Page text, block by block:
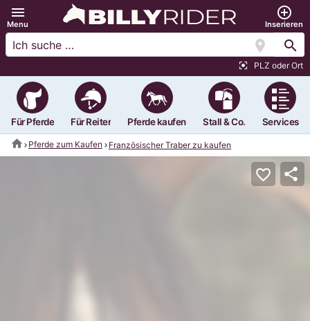
menu
Menu
add_circle_outline
Inserieren
location_on search
center_focus_strong PLZ oder Ort
Für Pferde Für Reiter Pferde kaufen Stall & Co. Services
home Pferde zum Kaufen Französischer Traber zu kaufen
favorite_border share